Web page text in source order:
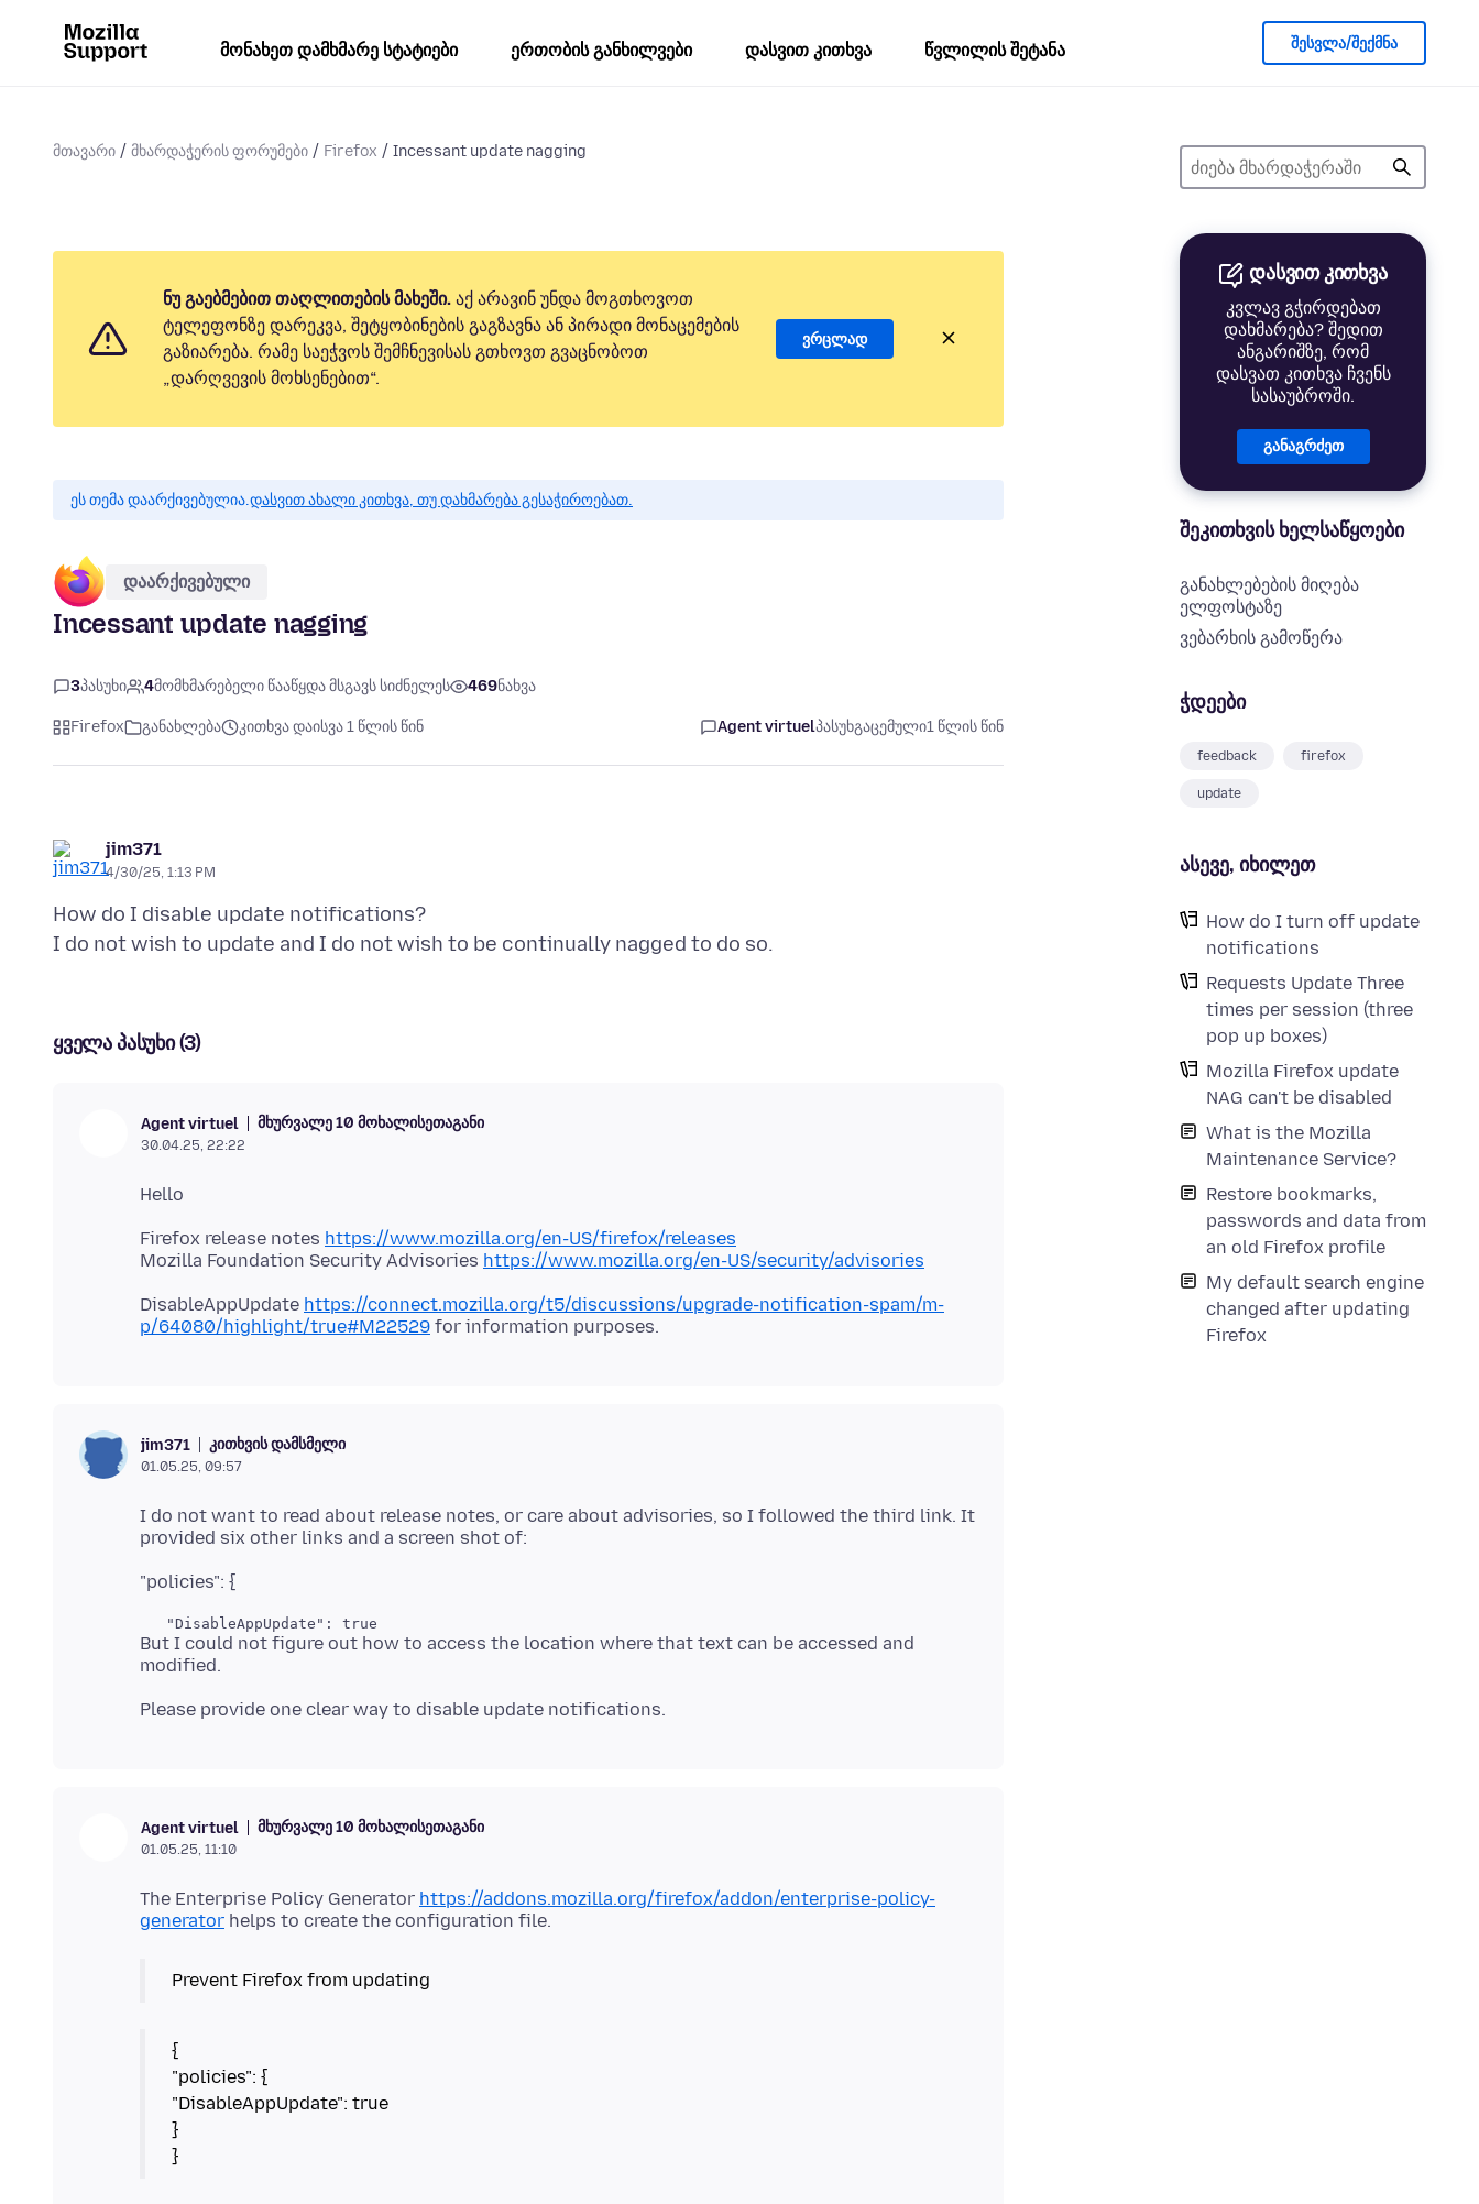
მონახეთ დამხმარე სტატიები ერთობის განხილვები დასვით კითხვა წვლილის შეტანა შესვლა/შექმნა
მთავარი მხარდაჭერის ფორუმები Firefox Incessant update nagging
დასვით კითხვა
კვლავ გჭირდებათ
დახმარება? შედით
ანგარიშზე, რომ
დასვათ კითხვა ჩვენს
სასაუბროში.
განაგრძეთ
შეკითხვის ხელსაწყოები
განახლებების მიღება
ელფოსტაზე
ვებარხის გამოწერა
ჭდეები
feedback firefox
update
ასევე, იხილეთ
How do I turn off update
notifications
Requests Update Three
times per session (three
pop up boxes)
Mozilla Firefox update
NAG can't be disabled
What is the Mozilla
Maintenance Service?
Restore bookmarks,
passwords and data from
an old Firefox profile
My default search engine
changed after updating
Firefox
ნუ გაებმებით თაღლითების მახეში. აქ არავინ უნდა მოგთხოვოთ
ტელეფონზე დარეკვა, შეტყობინების გაგზავნა ან პირადი მონაცემების
გაზიარება. რამე საეჭვოს შემჩნევისას გთხოვთ გვაცნობოთ
„დარღვევის მოხსენებით“.
ვრცლად
ეს თემა დაარქივებულია.დასვით ახალი კითხვა, თუ დახმარება გესაჭიროებათ.
დაარქივებული
Incessant update nagging
3პასუხი 4მომხმარებელი წააწყდა მსგავს სიძნელეს 469ნახვა
Firefox განახლება კითხვა დაისვა 1 წლის წინ Agent virtuelპასუხგაცემული1 წლის წინ
jim371
4/30/25, 1:13 PM
How do I disable update notifications?
ყველა პასუხი (3)
Agent virtuel მხურვალე 10 მოხალისეთაგანი
30.04.25, 22:22
Firefox release notes https://www.mozilla.org/en-US/firefox/releases
Mozilla Foundation Security Advisories https://www.mozilla.org/en-US/security/advisories
DisableAppUpdate https://connect.mozilla.org/t5/discussions/upgrade-notification-spam/m-
p/64080/highlight/true#M22529
jim371 კითხვის დამსმელი
01.05.25, 09:57
I do not want to read about release notes, or care about advisories, so I followed the third link. It
But I could not figure out how to access the location where that text can be accessed and
Agent virtuel მხურვალე 10 მოხალისეთაგანი
01.05.25, 11:10
The Enterprise Policy Generator https://addons.mozilla.org/firefox/addon/enterprise-policy-
generator
Prevent Firefox from updating
{
"policies": {
"DisableAppUpdate": true
}
}